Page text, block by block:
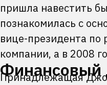
пришла навестить
познакомилась с
вице-президента по
компании, а в 2008
Финансовый
Принадлежащая